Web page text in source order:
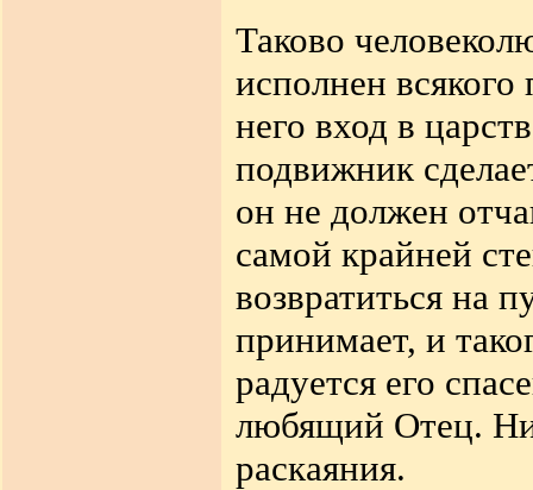
Таково
исполнен всякого
него вход в
подвижник
он не должен
самой крайней
возвратиться на
принимает, и
радуется его
любящий Отец.
раскаяния.